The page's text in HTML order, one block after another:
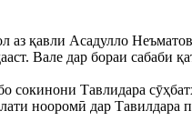
қавли Асадулло
Вале дар бораи сабаби
Тавлидара
нооромӣ дар